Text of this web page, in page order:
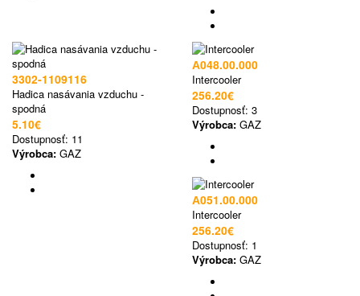
3302-1109116
Hadica nasávania vzduchu -
spodná
5.10€
Dostupnosť: 11
Výrobca: GAZ
А048.00.000
Intercooler
256.20€
Dostupnosť: 3
Výrobca: GAZ
А051.00.000
Intercooler
256.20€
Dostupnosť: 1
Výrobca: GAZ